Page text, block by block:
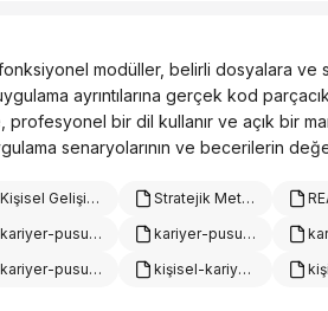
modüller, belirli dosyalara ve
ayrıntılarına gerçek kod
bir dil kullanır ve açık bir
senaryolarının ve becerilerin
Kişisel Gelişim Stratejisi Danışmanlık Firması: Temel Mantık ve Hizmet Yönü.pptx Stratejik Metodoloji Özeti - Temel Çerçeve ve Araç Seti.pptx
kariyer-pusulası-diyalog-örnekler.md kariyer-pusulası-değerlendirme-kriterleri.md
kariyer-pusulası-test-raporu.md kişisel-kariyer-gelişimi.md